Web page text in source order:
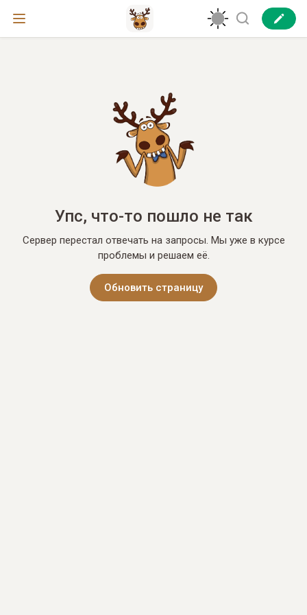
Упс, что-то пошло не так
Сервер перестал отвечать на запросы. Мы уже в курсе
проблемы и решаем её.
Обновить страницу